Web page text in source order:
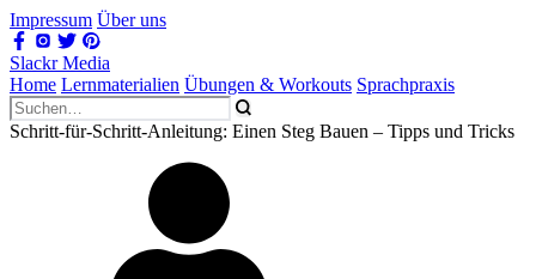
Impressum Über uns
Slackr Media
Home Lernmaterialien Übungen & Workouts Sprachpraxis
Schritt-für-Schritt-Anleitung: Einen Steg Bauen – Tipps und Tricks